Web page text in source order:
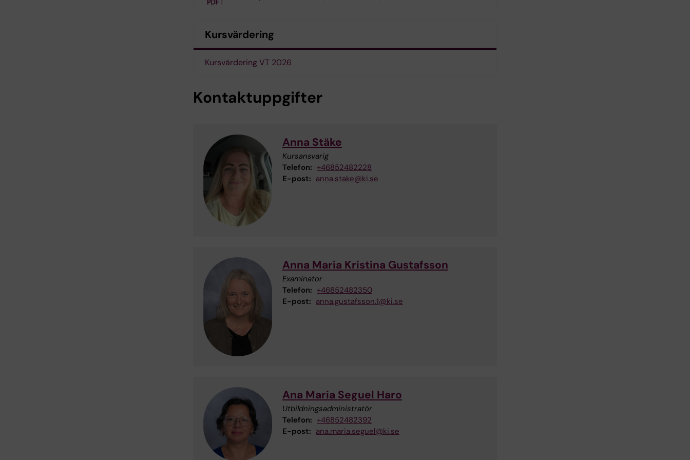
Kursvärdering
Kursvärdering VT 2026
Kontaktuppgifter
Anna Stäke
Kursansvarig
Telefon: +46852482228
E-post: anna.stake@ki.se
Anna Maria Kristina Gustafsson
Examinator
Telefon: +46852482350
E-post: anna.gustafsson.1@ki.se
Ana Maria Seguel Haro
Utbildningsadministratör
Telefon: +46852482392
E-post: ana.maria.seguel@ki.se